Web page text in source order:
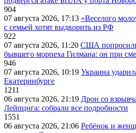
904
07 августа 2026, 17:13 «Веселого
с семьей хотят выдворить из РФ
922
07 августа 2026, 11:20 США
бывшего морпеха Гилмана: он при
946
07 августа 2026, 10:19 Украина
Екатеринбурге
1211
06 августа 2026, 21:19 Дрон со
Лейпцига: собрали все подробности
1551
06 августа 2026, 21:06 Ребёнок и